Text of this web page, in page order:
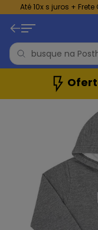
Até 10x s juros +